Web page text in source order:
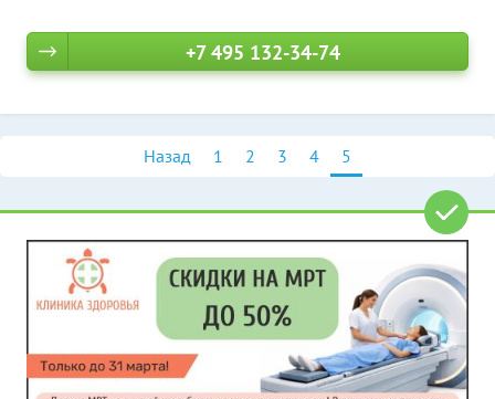
+7 495 132-34-74
Назад 1 2 3 4 5